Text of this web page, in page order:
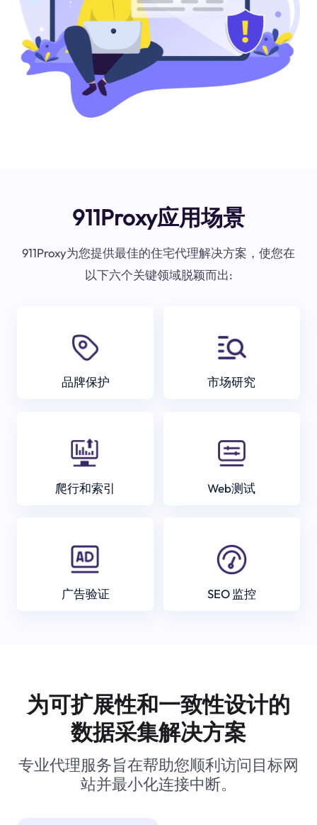
911Proxy应用场景
911Proxy为您提供最佳的住宅代理解决方案，使您在
以下六个关键领域脱颖而出:
品牌保护 市场研究
爬行和索引 Web测试
广告验证 SEO 监控
为可扩展性和一致性设计的
数据采集解决方案
专业代理服务旨在帮助您顺利访问目标网
站并最小化连接中断。